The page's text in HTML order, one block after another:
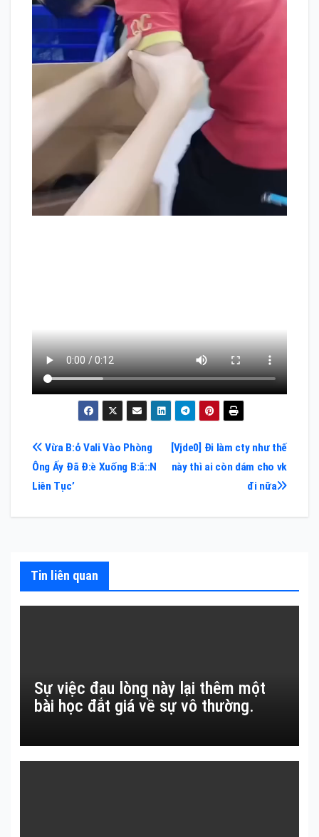
Điều
hướng
bài
[Vjde0] Đi làm cty như thế
này thì ai còn dám cho vk
đi nữa
Vừa B:ỏ Vali Vào Phòng
Ông Ấy Đã Đ:è Xuống B:ắ::N
Liên Tục’
Tin liên quan
Sự việc đau lòng này lại thêm một
bài học đắt giá về sự vô thường.